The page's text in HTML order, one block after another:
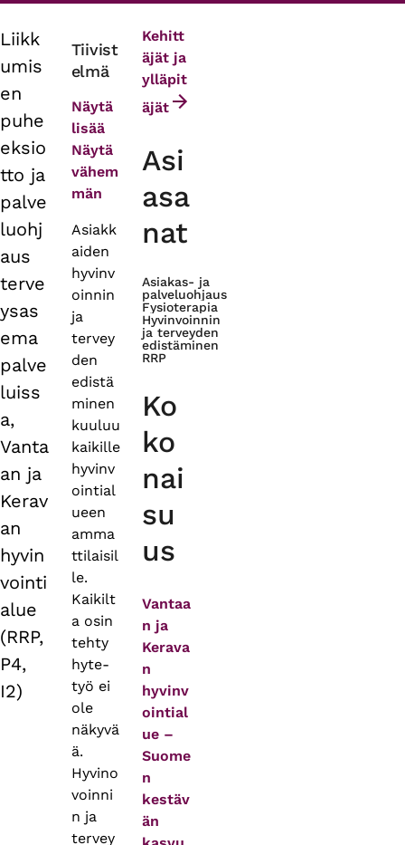
Primary
tabs
Liikk
umis
en
puhe
eksio
tto ja
palve
luohj
aus
terve
ysas
ema
palve
luiss
a,
Vanta
an ja
Kerav
an
hyvin
vointi
alue
(RRP,
P4,
I2)
Tiivist
elmä
Näytä
lisää
Näytä
vähem
män
Asiakk
aiden
hyvinv
oinnin
ja
tervey
den
edistä
minen
kuuluu
kaikille
hyvinv
ointial
ueen
amma
ttilaisil
le.
Kaikilt
a osin
tehty
hyte-
työ ei
ole
näkyvä
ä.
Hyvino
voinni
n ja
tervey
Kehitt
äjät ja
ylläpit
äjät
Asi
asa
nat
Asiakas- ja
palveluohjaus
Fysioterapia
Hyvinvoinnin
ja terveyden
edistäminen
RRP
Ko
ko
nai
su
us
Vantaa
n ja
Kerava
n
hyvinv
ointial
ue –
Suome
n
kestäv
än